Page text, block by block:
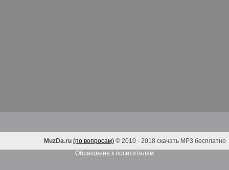
MuzDa.ru (по вопросам) © 2010 - 2018 скачать MP3 бесплатно
Обращение к посетителям